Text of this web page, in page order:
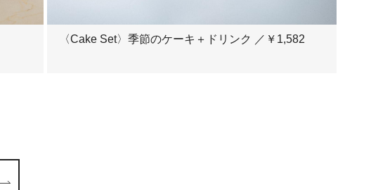
〈Cake Set〉季節のケーキ＋ドリンク ／￥1,582